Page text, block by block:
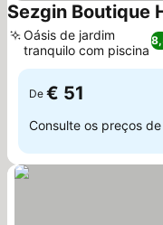
Sezgin Boutique
Oásis de jardim
tranquilo com piscina
De € 51
Consulte os preços de